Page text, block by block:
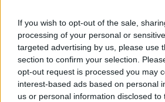
If you wish to opt-out of the sale,
processing of your personal or
targeted advertising by us, please use
section to confirm your selection.
opt-out request is processed you may
interest-based ads based on personal
us or personal information disclosed